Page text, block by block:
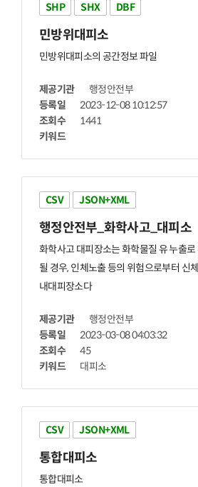
SHP SHX DBF
민방위 대피소
민방위대피소의 공간정보 파일
제공기관
행정안전부
등록일
2023-12-08 10:12:57
조회수
1441
키워드
CSV JSON+XML
행정안전부_화학사고_대피소
화학사고 대피장소는 화학물질 유 누출
될 경우, 인체노출 등의 위험으로부터 신
내대피장소다
제공기관
행정안전부
등록일
2023-03-08 04:03:32
조회수
45
키워드
대피소
CSV JSON+XML
통합대피소
통합대피소